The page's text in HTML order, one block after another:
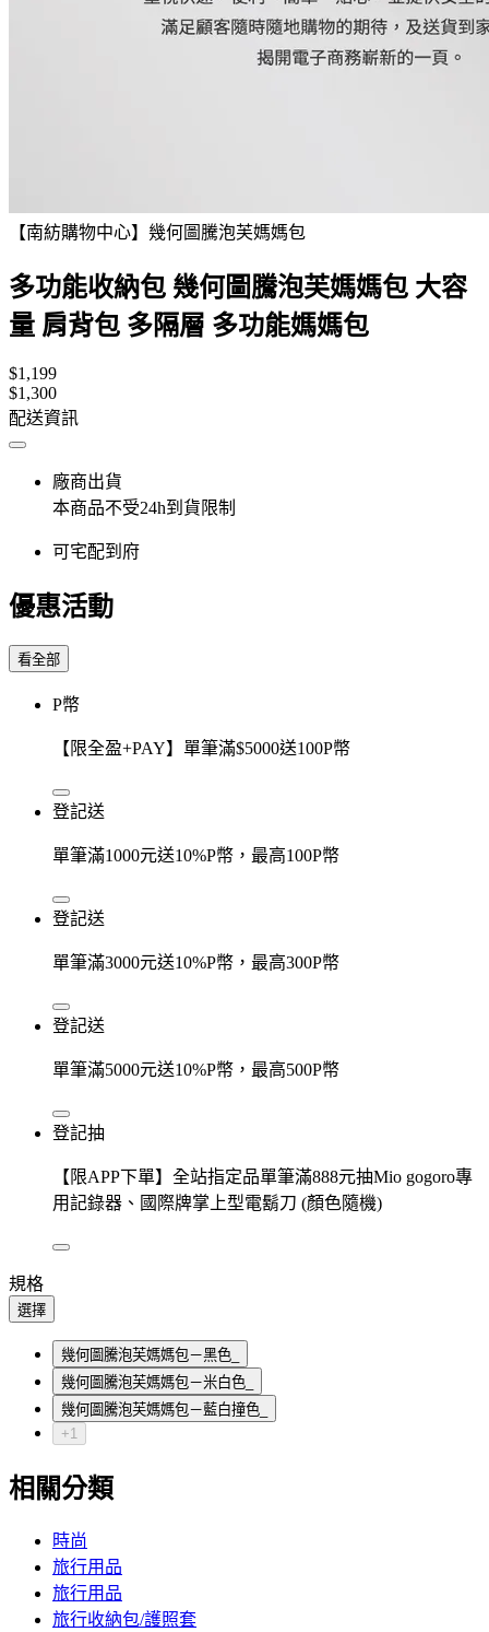
【南紡購物中心】幾何圖騰泡芙媽媽包
多功能收納包 幾何圖騰泡芙媽媽包 大容
量 肩背包 多隔層 多功能媽媽包
$1,199
$1,300
配送資訊
廠商出貨
本商品不受24h到貨限制
可宅配到府
優惠活動
看全部
P幣
【限全盈+PAY】單筆滿$5000送100P幣
登記送
單筆滿1000元送10%P幣，最高100P幣
登記送
單筆滿3000元送10%P幣，最高300P幣
登記送
單筆滿5000元送10%P幣，最高500P幣
登記抽
【限APP下單】全站指定品單筆滿888元抽Mio gogoro專
用記錄器、國際牌掌上型電鬍刀 (顏色隨機)
規格
選擇
幾何圖騰泡芙媽媽包－黑色_
幾何圖騰泡芙媽媽包－米白色_
幾何圖騰泡芙媽媽包－藍白撞色_
+1
相關分類
時尚
旅行用品
旅行用品
旅行收納包/護照套